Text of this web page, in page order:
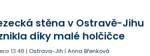
call centra a připravili Čechy o
až stovky milionů korun. Na padesátce
prohlídek v Kyjevě se podíleli i
vyšetřovatelé.
stěna v Ostravě-Jihu
díky malé holčičce
13:48 | Ostrava-Jih |Anna Břenková